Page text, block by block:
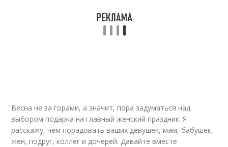
Весна не за горами, а значит, пора задуматься над
выбором подарка на главный женский праздник. Я
расскажу, чем порадовать ваших девушек, мам, бабушек,
жен, подруг, коллег и дочерей. Давайте вместе